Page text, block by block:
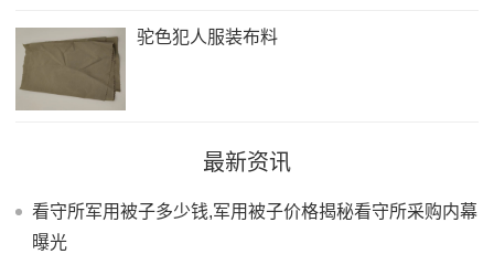
驼色犯人服装布料
最新资讯
看守所军用被子多少钱,军用被子价格揭秘看守所采购内幕
曝光